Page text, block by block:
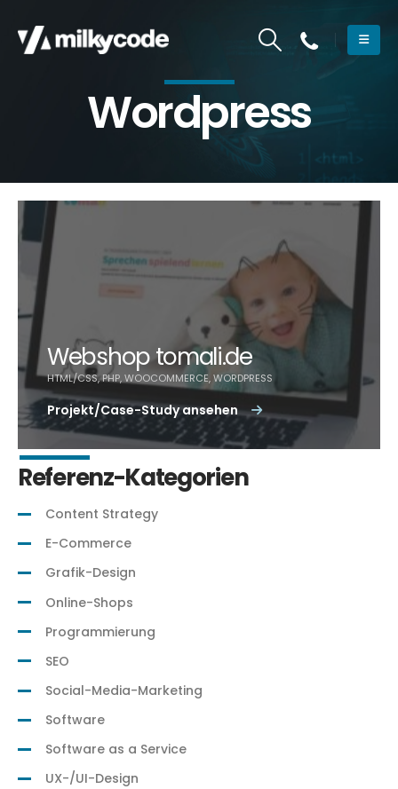
Wordpress
Projekt/Case-Study ansehen
Webshop tomali.de
HTML/CSS, PHP, WOOCOMMERCE, WORDPRESS
Referenz-Kategorien
Content Strategy
E-Commerce
Grafik-Design
Online-Shops
Programmierung
SEO
Social-Media-Marketing
Software
Software as a Service
UX-/UI-Design